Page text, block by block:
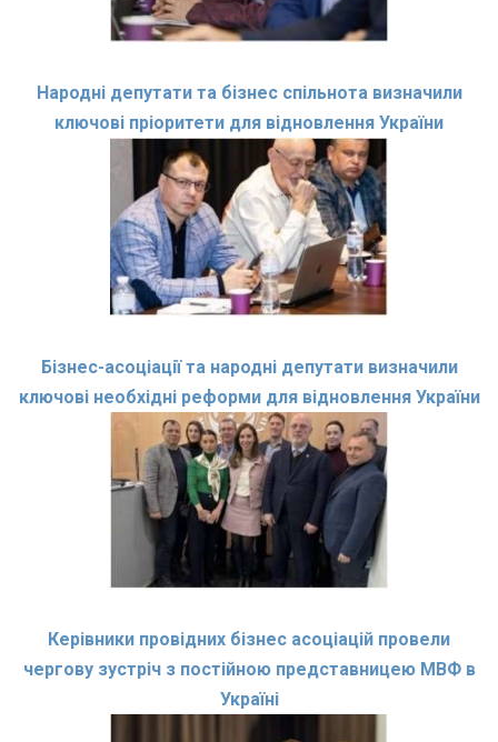
Народні депутати та бізнес спільнота визначили
ключові пріоритети для відновлення України
Бізнес-асоціації та народні депутати визначили
ключові необхідні реформи для відновлення України
Керівники провідних бізнес асоціацій провели
чергову зустріч з постійною представницею МВФ в
Україні